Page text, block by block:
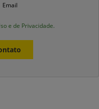
Email
e de Privacidade.